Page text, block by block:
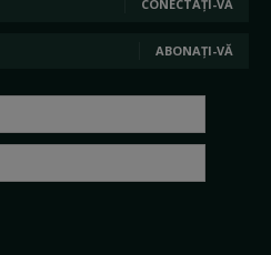
CONECTAȚI-VĂ
ABONAȚI-VĂ